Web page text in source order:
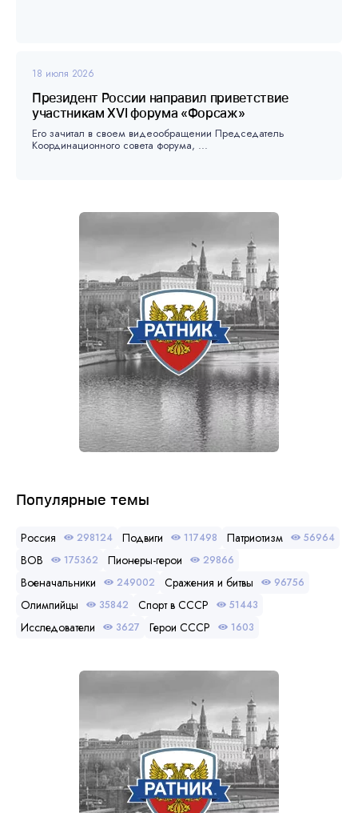
18 июля 2026
Президент России направил приветствие
участникам XVI форума «Форсаж»
Его зачитал в своем видеообращении Председатель
Координационного совета форума, ...
Популярные темы
Россия 298124 Подвиги 117498 Патриотизм 56964
ВОВ 175362 Пионеры-герои 29866
Военачальники 249002 Сражения и битвы 96756
Олимпийцы 35842 Спорт в СССР 51443
Исследователи 3627 Герои СССР 1603